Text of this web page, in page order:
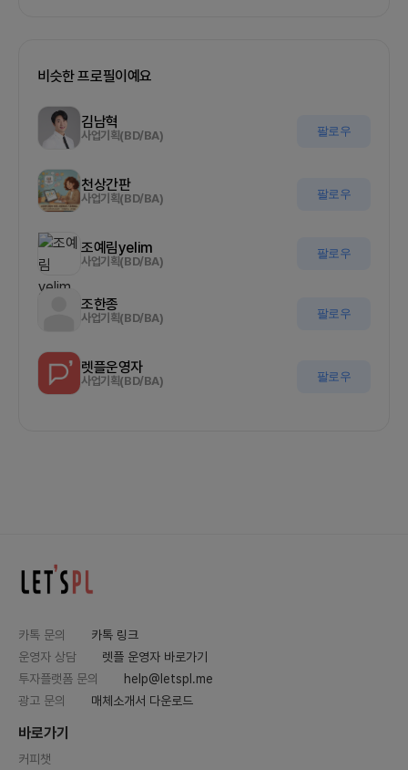
비슷한 프로필이예요
김남혁
사업기획(BD/BA) 팔로우
천상간판
사업기획(BD/BA) 팔로우
조예림yelim
사업기획(BD/BA)
팔로우
조한종
사업기획(BD/BA) 팔로우
렛플운영자
사업기획(BD/BA) 팔로우
카톡 문의
카톡 링크
운영자 상담
렛플 운영자 바로가기
투자플랫폼 문의
help@letspl.me
광고 문의
매체소개서 다운로드
바로가기
커피챗